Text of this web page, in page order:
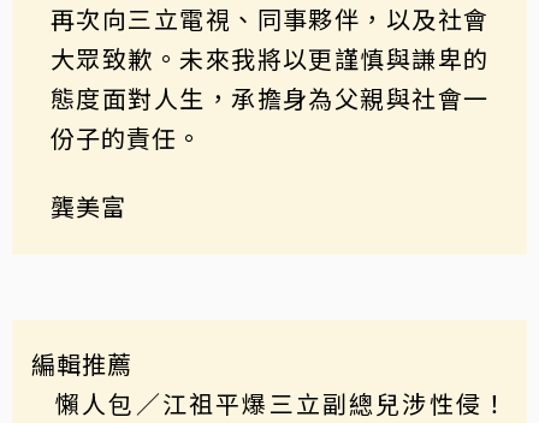
再次向三立電視、同事夥伴，以及社會
大眾致歉。未來我將以更謹慎與謙卑的
態度面對人生，承擔身為父親與社會一
份子的責任。
龔美富
編輯推薦
懶人包／江祖平爆三立副總兒涉性侵！